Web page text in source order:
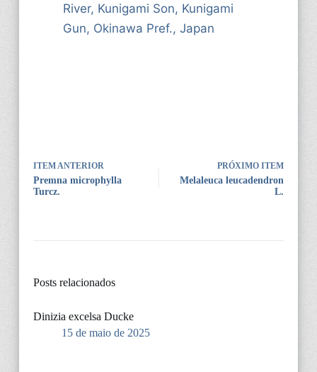
River, Kunigami Son, Kunigami
Gun, Okinawa Pref., Japan
ITEM ANTERIOR
Premna microphylla
Turcz.
PRÓXIMO ITEM
Melaleuca leucadendron
L.
Posts relacionados
Dinizia excelsa Ducke
15 de maio de 2025